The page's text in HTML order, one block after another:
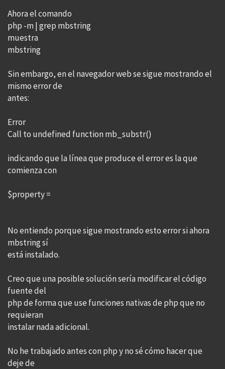
Ahora el comando
php -m | grep mbstring
muestra
mbstring
Sin embargo, en el navegador web se sigue mostrando el
mismo error de
antes:
Error
Call to undefined function mb_substr()
indicando que la línea que produce el error es la que
comienza con
$property =
No entiendo porque sigue mostrando esto error si ahora
mbstring sí
está instalado.
Creo que una posible solución sería modificar el código
fuente del
php de forma que use funciones nativas de php que no
requieran
instalar nada adicional.
No he trabajado antes con php y no sé cómo hacer que
deje de